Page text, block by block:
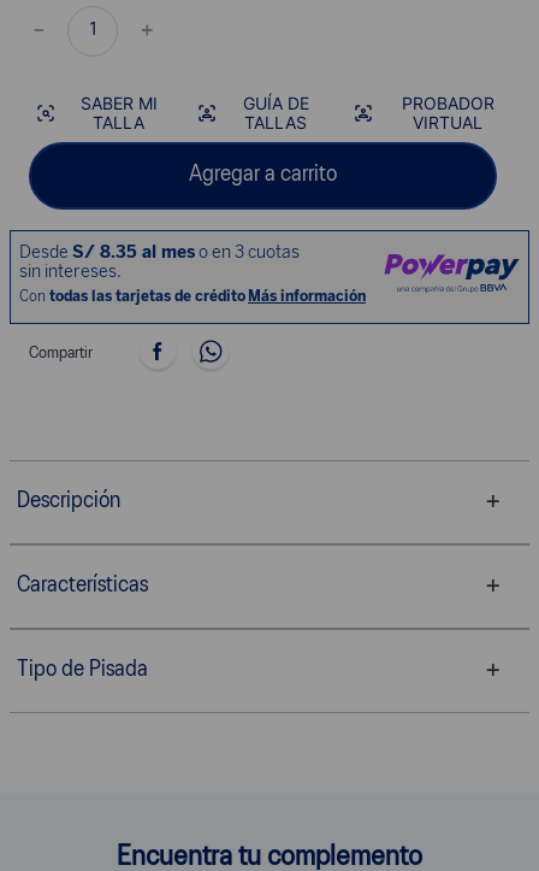
＋
－
SABER MI
TALLA
GUÍA DE
TALLAS
PROBADOR
VIRTUAL
Agregar a carrito
Compartir
Descripción
Características
Tipo de Pisada
Encuentra tu complemento